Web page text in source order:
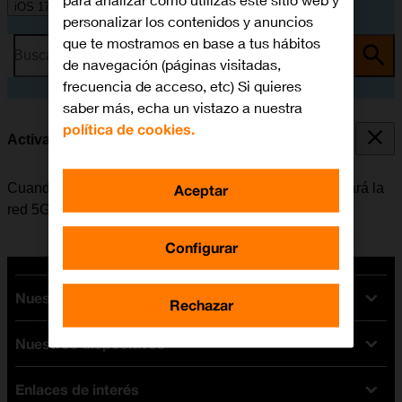
iOS 17
Busca por problema o tema
Activar o desactivar la red 5G+
Cuando se activa la red 5G+, el móvil solamente utilizará la
red 5G para toda la actividad de la red móvil.
Nuestras tarifas
Tarifas Orange
Tarifas fibra y móvil
Nuestros dispositivos
Ofertas en móviles
Enlaces de interés
personalizar los contenidos y anuncios
que te mostramos en base a tus hábitos
de navegación (páginas visitadas,
frecuencia de acceso, etc) Si quieres
saber más, echa un vistazo a nuestra
política de cookies.
Configurar
Rechazar
Aceptar